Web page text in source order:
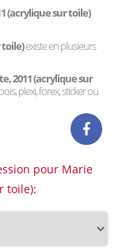
(acrylique sur toile)
toile)existe en plusieurs
2011 (acrylique sur
plexi, forex, sticker ou
pour Marie
toile):